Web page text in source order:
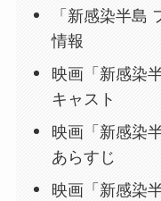
「新感染半島
情報
映画「新感染
キャスト
映画「新感染
あらすじ
映画「新感染